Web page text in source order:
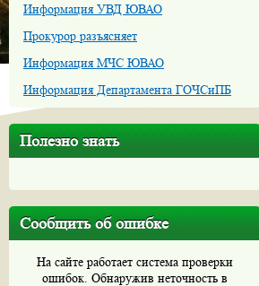
Информация УВД ЮВАО
Прокурор разъясняет
Информация МЧС ЮВАО
Информация Департамента ГОЧСиПБ
Полезно знать
Сообщить об ошибке
На сайте работает система проверки
ошибок. Обнаружив неточность в